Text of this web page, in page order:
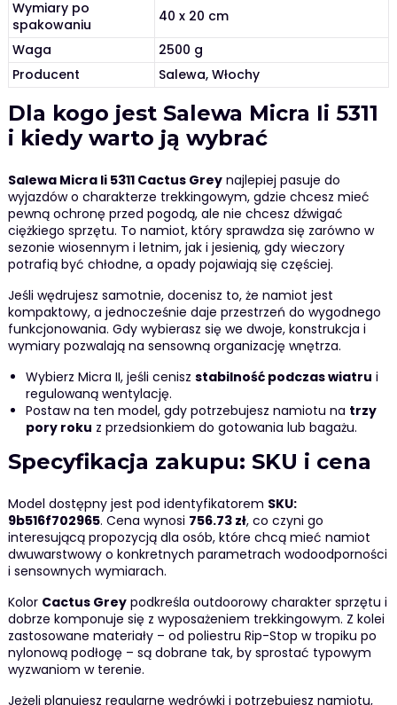
Wymiary po
spakowaniu
40 x 20 cm
Waga
2500 g
Producent
Salewa, Włochy
Dla kogo jest Salewa Micra Ii 5311
i kiedy warto ją wybrać
Salewa Micra Ii 5311 Cactus Greynajlepiej pasuje do
wyjazdów o charakterze trekkingowym, gdzie chcesz mieć
pewną ochronę przed pogodą, ale nie chcesz dźwigać
ciężkiego sprzętu. To namiot, który sprawdza się zarówno w
sezonie wiosennym i letnim, jak i jesienią, gdy wieczory
potrafią być chłodne, a opady pojawiają się częściej.
Jeśli wędrujesz samotnie, docenisz to, że namiot jest
kompaktowy, a jednocześnie daje przestrzeń do wygodnego
funkcjonowania. Gdy wybierasz się we dwoje, konstrukcja i
wymiary pozwalają na sensowną organizację wnętrza.
Wybierz Micra II, jeśli cenisz stabilność podczas wiatru i
regulowaną wentylację.
Postaw na ten model, gdy potrzebujesz namiotu na trzy
pory roku z przedsionkiem do gotowania lub bagażu.
Specyfikacja zakupu: SKU i cena
Model dostępny jest pod identyfikatorem SKU:
9b516f702965. Cena wynosi 756.73 zł, co czyni go
interesującą propozycją dla osób, które chcą mieć namiot
dwuwarstwowy o konkretnych parametrach wodoodporności
i sensownych wymiarach.
Kolor Cactus Greypodkreśla outdoorowy charakter sprzętu i
dobrze komponuje się z wyposażeniem trekkingowym. Z kolei
zastosowane materiały – od poliestru Rip-Stop w tropiku po
nylonową podłogę – są dobrane tak, by sprostać typowym
wyzwaniom w terenie.
Jeżeli planujesz regularne wędrówki i potrzebujesz namiotu,